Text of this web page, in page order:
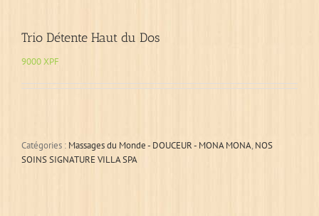
Trio Détente Haut du Dos
9000XPF
Catégories : Massages du Monde - DOUCEUR - MONA MONA, NOS
SOINS SIGNATURE VILLA SPA